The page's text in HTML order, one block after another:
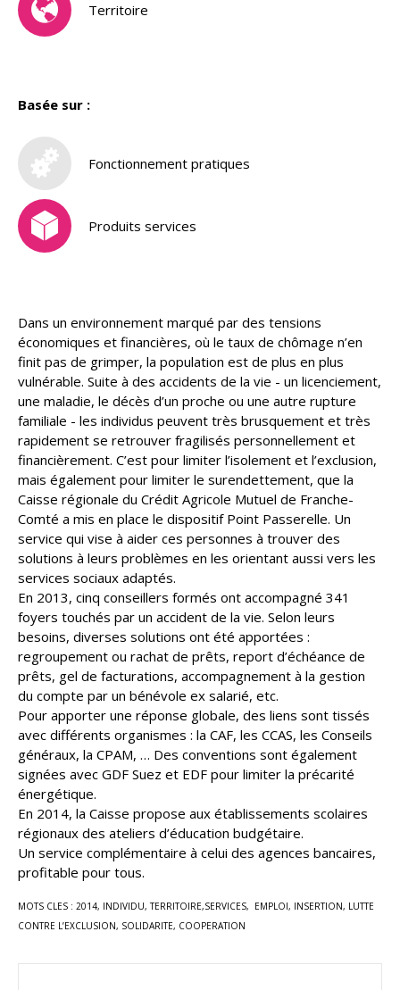
Territoire
Basée sur :
Fonctionnement pratiques
Produits services
Dans un environnement marqué par des tensions
économiques et financières, où le taux de chômage n’en
finit pas de grimper, la population est de plus en plus
vulnérable. Suite à des accidents de la vie - un licenciement,
une maladie, le décès d’un proche ou une autre rupture
familiale - les individus peuvent très brusquement et très
rapidement se retrouver fragilisés personnellement et
financièrement. C’est pour limiter l’isolement et l’exclusion,
mais également pour limiter le surendettement, que la
Caisse régionale du Crédit Agricole Mutuel de Franche-
Comté a mis en place le dispositif Point Passerelle. Un
service qui vise à aider ces personnes à trouver des
solutions à leurs problèmes en les orientant aussi vers les
services sociaux adaptés.
En 2013, cinq conseillers formés ont accompagné 341
foyers touchés par un accident de la vie. Selon leurs
besoins, diverses solutions ont été apportées :
regroupement ou rachat de prêts, report d’échéance de
prêts, gel de facturations, accompagnement à la gestion
du compte par un bénévole ex salarié, etc.
Pour apporter une réponse globale, des liens sont tissés
avec différents organismes : la CAF, les CCAS, les Conseils
généraux, la CPAM, … Des conventions sont également
signées avec GDF Suez et EDF pour limiter la précarité
énergétique.
En 2014, la Caisse propose aux établissements scolaires
régionaux des ateliers d’éducation budgétaire.
Un service complémentaire à celui des agences bancaires,
profitable pour tous.
MOTS CLES : 2014, INDIVIDU, TERRITOIRE,SERVICES, EMPLOI, INSERTION, LUTTE
CONTRE L’EXCLUSION, SOLIDARITE, COOPERATION